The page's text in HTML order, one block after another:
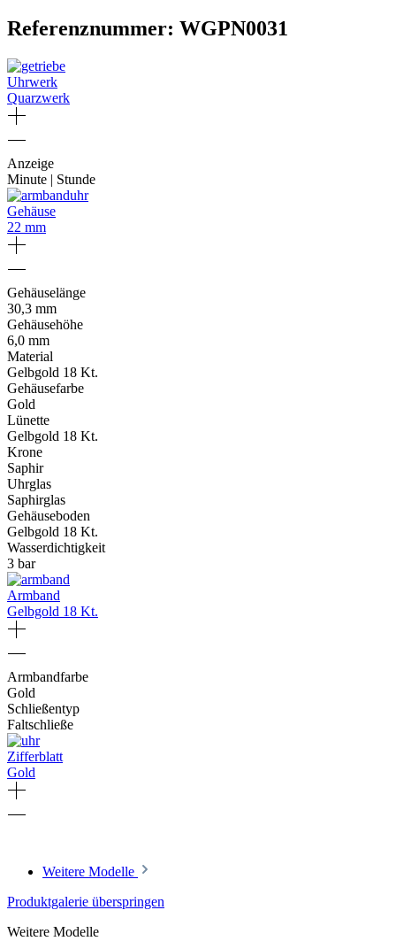
Referenznummer: WGPN0031
Uhrwerk
Quarzwerk
Anzeige
Minute | Stunde
Gehäuse
22 mm
Gehäuselänge
30,3 mm
Gehäusehöhe
6,0 mm
Material
Gelbgold 18 Kt.
Gehäusefarbe
Gold
Lünette
Gelbgold 18 Kt.
Krone
Saphir
Uhrglas
Saphirglas
Gehäuseboden
Gelbgold 18 Kt.
Wasserdichtigkeit
3 bar
Armband
Gelbgold 18 Kt.
Armbandfarbe
Gold
Schließentyp
Faltschließe
Zifferblatt
Gold
Weitere Modelle
Produktgalerie überspringen
Weitere Modelle